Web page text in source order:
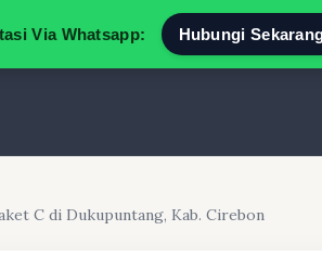
Via Whatsapp: Hubungi
C di Dukupuntang, Kab. Cirebon